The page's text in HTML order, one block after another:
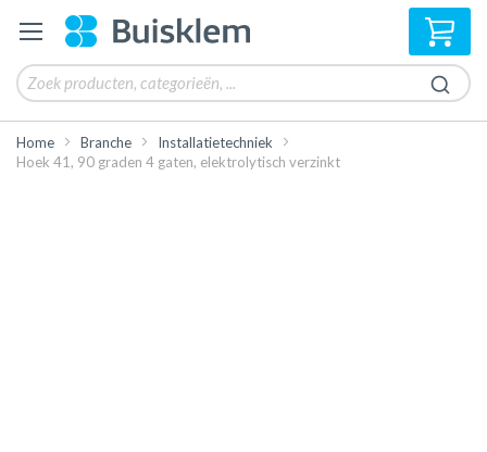
Home Branche
Installatietechniek
Hoek 41, 90 graden 4 gaten, elektrolytisch verzinkt